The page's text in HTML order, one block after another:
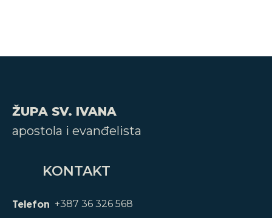
ŽUPA SV. IVANA
apostola i evanđelista
KONTAKT
Telefon +387 36 326 568